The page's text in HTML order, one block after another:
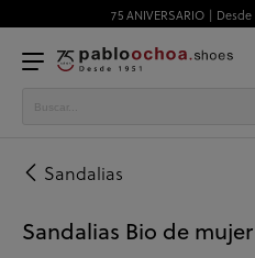
75 ANIVERSARIO |
Sandalias
Sandalias Bio de mujer